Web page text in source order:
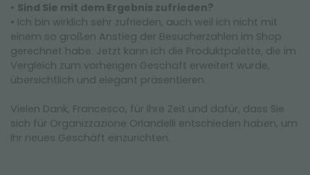
• Sind Sie mit dem Ergebnis zufrieden?
• Ich bin wirklich sehr zufrieden, auch weil ich nicht mit
einem so großen Anstieg der Besucherzahlen im Shop
gerechnet habe. Jetzt kann ich die Produktpalette, die im
Vergleich zum vorherigen Geschäft erweitert wurde,
übersichtlich und elegant präsentieren.
Vielen Dank, Francesco, für Ihre Zeit und dafür, dass Sie
sich für Organizzazione Orlandelli entschieden haben, um
Ihr neues Geschäft einzurichten.